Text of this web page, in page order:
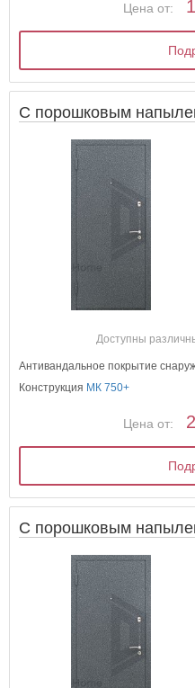
Цена от:
С порошковым
Доступны
Антивандальное покрытие
Конструкция МК 750+
Цена от:
С порошковым